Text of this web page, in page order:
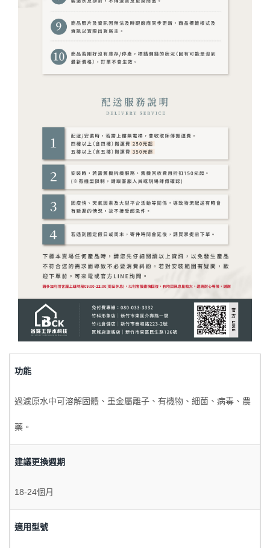
功能
過濾原水中可溶解固體、重金屬離子、有機物、細菌、病毒、農
藥。
建議更換週期
18-24個月
適用型號